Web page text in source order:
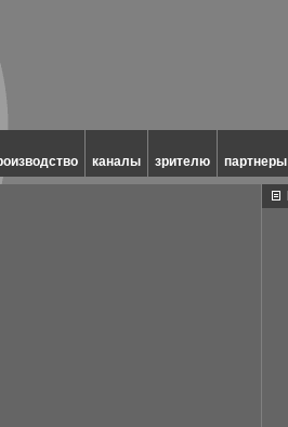
каналы зрителю партнеры